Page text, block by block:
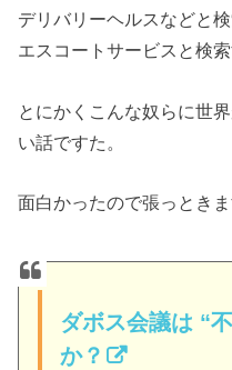
デリバリーヘルスなどと
エスコートサービスと検索
とにかくこんな奴らに世
い話ですた。
面白かったので張っときま
ダボス会議は “
か？